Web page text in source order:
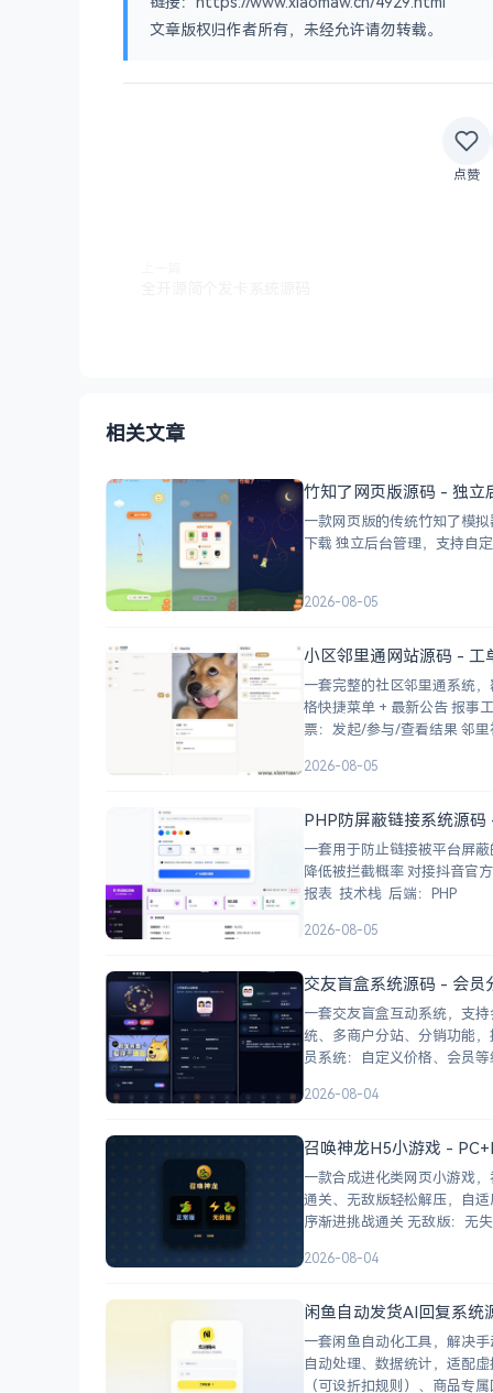
文章版权归作者所有，未经允许请勿转载。
点赞
相关文章
竹知了网页版源码 - 独立
一款网页版的传统竹知了模拟器
2026-08-05
小区邻里通网站源码 - 工
一套完整的社区邻里通系统
格快捷菜单 + 最新公告 报事工单：提交/查看/跟踪，支持4张图片上传 公示公告：按类型分类，图文详情 小区投
票：发起/参与/
2026-08-05
PHP防屏蔽链接系统源
一套用于防止链接被平台屏蔽的
降低被拦截概率 对接抖音官方API，生成小程序码 完整API接口，支持第三方系统集成 实时数据统计与多维度分析
报表 技术栈 后端：PHP
2026-08-05
交友盲盒系统源码 - 会员
一套交友盲盒互动系统，支
统、多商户分站、分销功能
2026-08-04
召唤神龙H5小游戏 -
一款合成进化类网页小游戏
通关、无敌版轻松解压，自适应PC+H5，点
序渐进挑战通关
2026-08-04
闲鱼自动发货AI回复系统
一套闲鱼自动化工具，解决
自动处理、数据统计，适配虚拟商品和